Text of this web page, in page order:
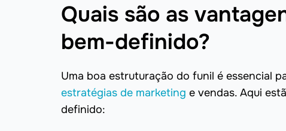
Quais são as
bem-definido?
Uma boa estruturação do funil é essencial
estratégias de marketing e vendas. Aqui
definido: